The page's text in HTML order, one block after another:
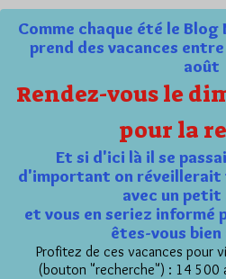
Comme chaque été le Blog
prend des vacances
août
Rendez-vous le
pour la
Et si d'ici là il se
d'important on réveillerait
avec un
et vous en seriez informé
êtes-vous bien
Profitez de ces vacances pour
(bouton "recherche") : 14 500